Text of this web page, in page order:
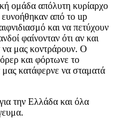
ομάδα απόλυτη κυρίαρχο
από το up
και να πετύχουν
φαίνονταν ότι αν και
να μας κοντράρουν. Ο
και φόρτωνε το
κατάφερνε να σταματά
την Ελλάδα και όλα